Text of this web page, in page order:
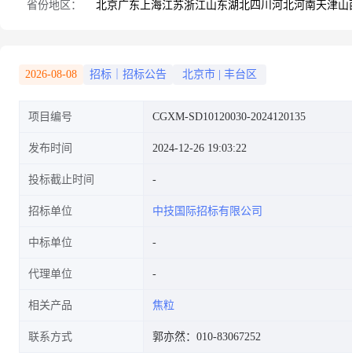
省份地区： 北京广东 上海江苏浙江山东湖北四川 河北河南天津山
2026-08-08 招标｜招标公告 北京市 丰台区
项目编号 CGXM-SD10120030-2024120135
发布时间 2024-12-26 19:03:22
投标截止时间
招标单位 中技国际招标有限公司
中标单位
代理单位
相关产品 焦粒
联系方式 郭亦然：010-83067252